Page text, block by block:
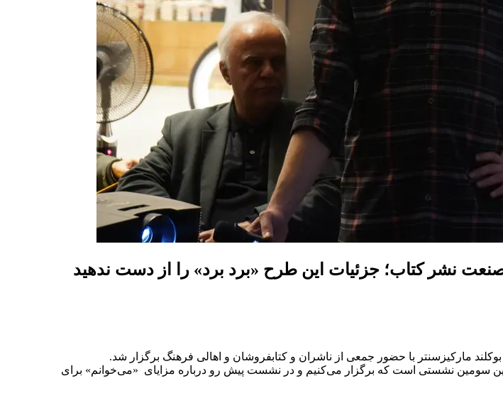
نشر کتاب؛ جزئیات این طرح «برد برد» را از دست ندهید
سومین نشستی است که برگزار می‌کنیم و در نشست پیش رو درباره مزایای «می‌خوانم» برای